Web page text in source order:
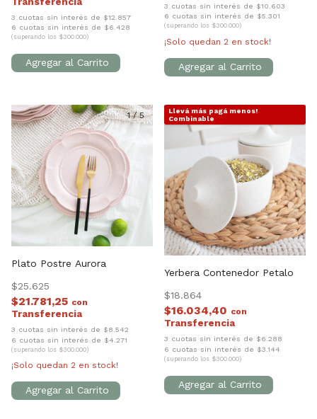
3 cuotas sin interés de $12.857
6 cuotas sin interés de $6.428
(superando los $300.000)
3 cuotas sin interés de $10.603
6 cuotas sin interés de $5.301
(superando los $300.000)
¡Solo quedan 2 en stock!
1/5
Plato Postre Aurora
$25.625
$21.781,25 con
3 cuotas sin interés de $8.542
6 cuotas sin interés de $4.271
(superando los $300.000)
¡Solo quedan 2 en stock!
Llevá más pagá menos!
Combinable
Yerbera Contenedor Petalo
$18.864
$16.034,40 con
3 cuotas sin interés de $6.288
6 cuotas sin interés de $3.144
(superando los $300.000)